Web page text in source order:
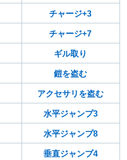
チャージ+3
チャージ+7
ギル取り
鎧を盗む
アクセサリを盗む
水平ジャンプ3
水平ジャンプ8
垂直ジャンプ4